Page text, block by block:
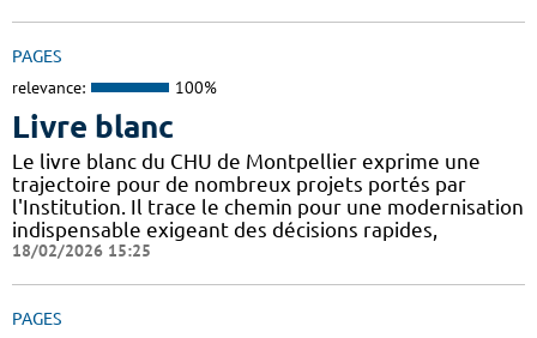
PAGES
relevance: 100%
Livre blanc
Le livre blanc du CHU de Montpellier exprime une
trajectoire pour de nombreux projets portés par
l'Institution. Il trace le chemin pour une modernisation
indispensable exigeant des décisions rapides,
18/02/2026 15:25
PAGES